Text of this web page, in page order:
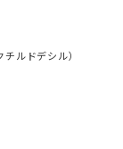
ルドデシル）